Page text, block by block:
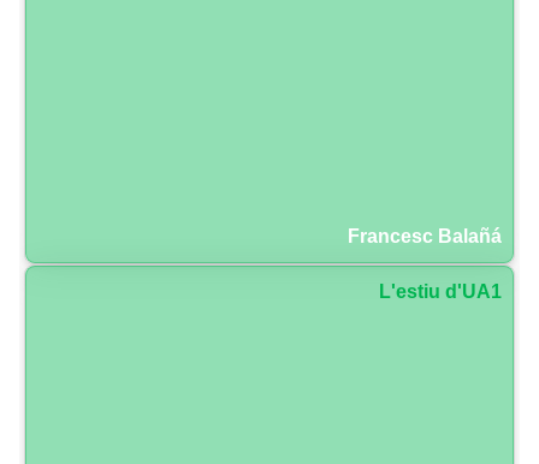
Francesc Balañá
L'estiu d'UA1